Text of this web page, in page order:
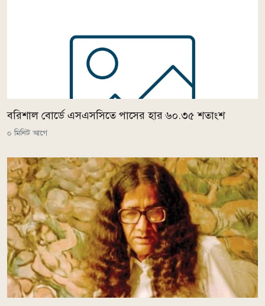
বরিশাল বোর্ডে এসএসসিতে পাসের হার ৬০.৩৫ শতাংশ
০ মিনিট আগে